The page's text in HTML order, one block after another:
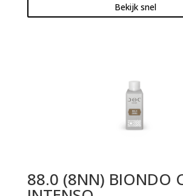
Bekijk snel
88.0 (8NN) BIONDO